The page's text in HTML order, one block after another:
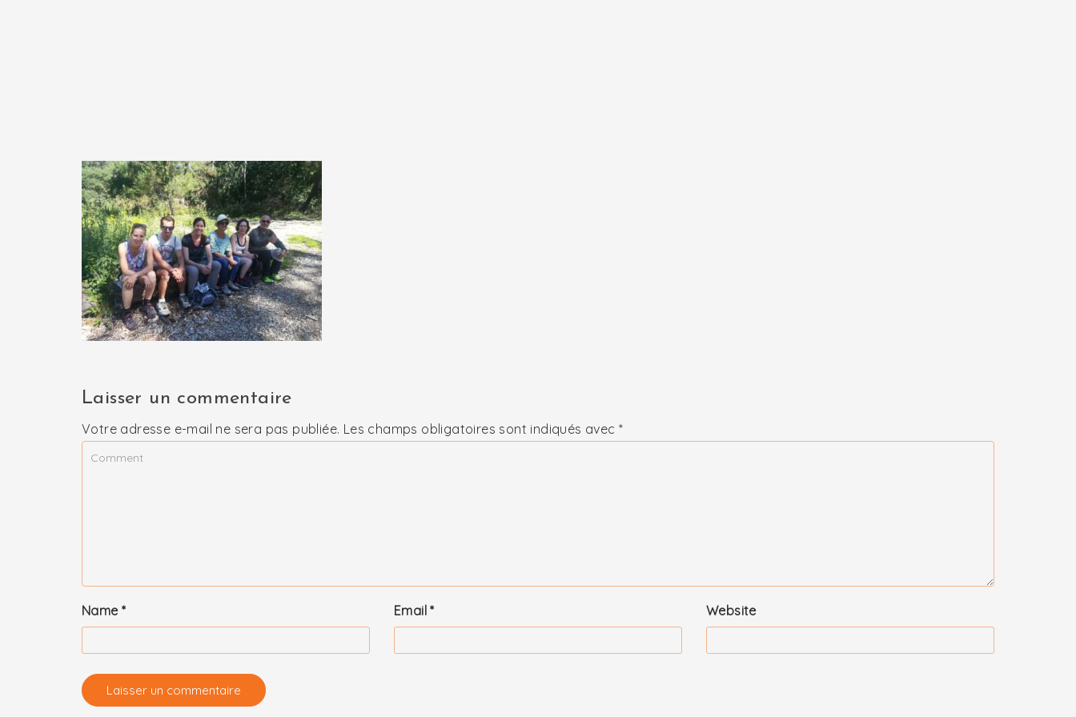
Laisser un commentaire
Votre adresse e-mail ne sera pas publiée. Les champs obligatoires sont indiqués avec*
Name * Email* Website